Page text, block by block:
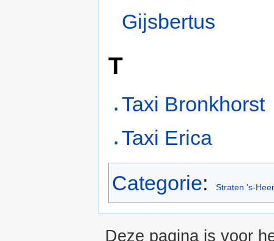
Gijsbertus
T
Taxi Bronkhorst
Taxi Erica
Categorie: Straten 's-
Deze pagina is voor